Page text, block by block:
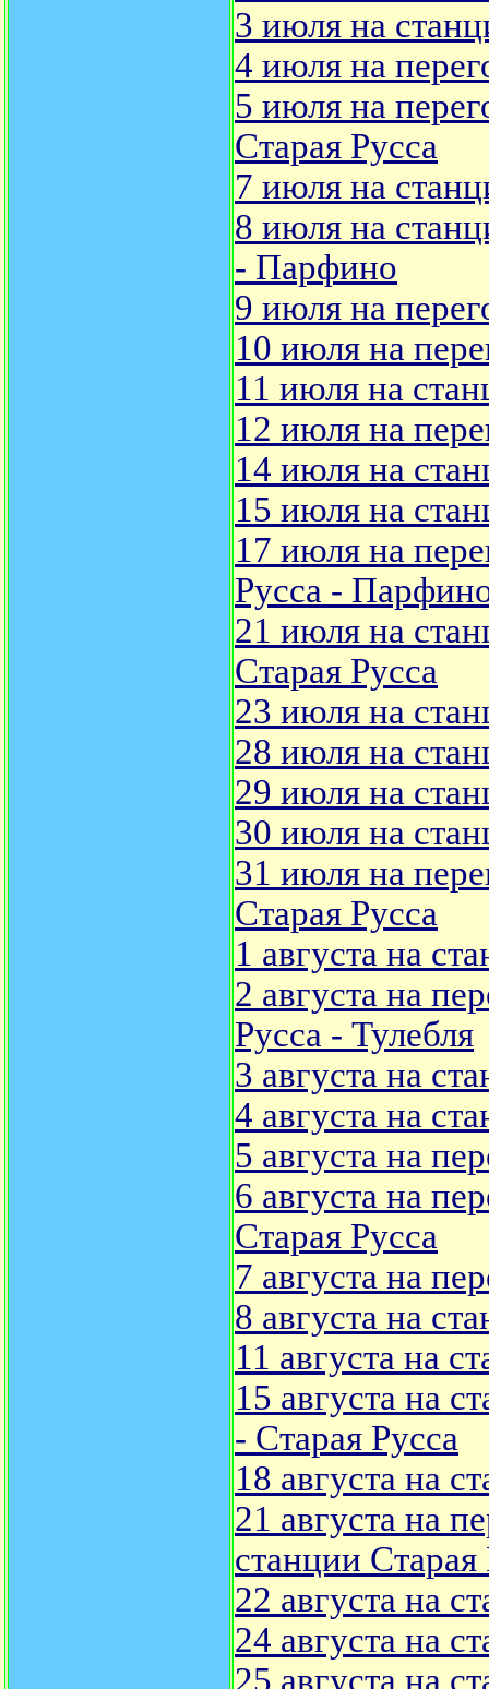
3 июля на
4 июля на
5 июля на
Старая Русса
7 июля на
8 июля на
- Парфино
9 июля на
10 июля на
11 июля на
12 июля на
14 июля на
15 июля на
17 июля на
Русса -
21 июля на
Старая Русса
23 июля на
28 июля на
29 июля на
30 июля на
31 июля на
Старая Русса
1 августа на
2 августа на
Русса - Тулебля
3 августа на
4 августа на
5 августа на
6 августа на
Старая Русса
7 августа на
8 августа на
11 августа на
15 августа на
- Старая Русса
18 августа на
21 августа на
станции Старая
22 августа на
24 августа на
25 августа на